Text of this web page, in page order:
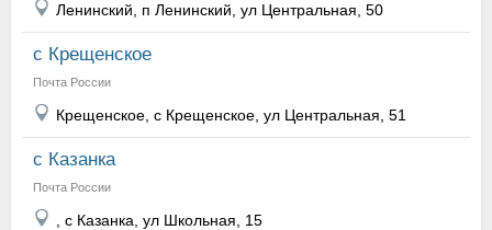
Ленинский, п Ленинский, ул Центральная, 50
с Крещенское
Почта России
Крещенское, с Крещенское, ул Центральная, 51
с Казанка
Почта России
, с Казанка, ул Школьная, 15